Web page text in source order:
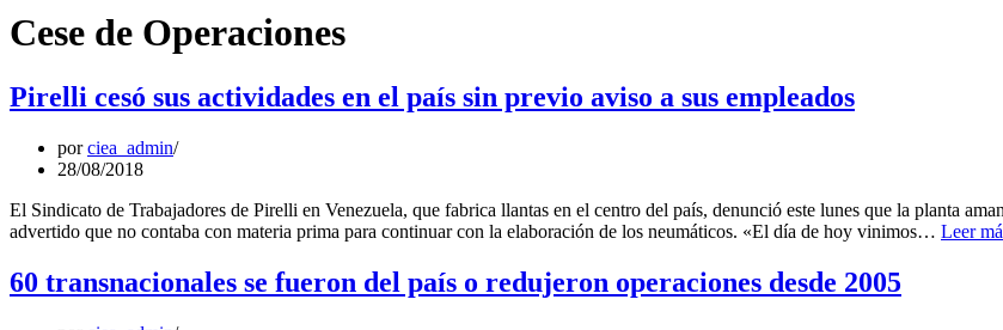
Cese de Operaciones
Pirelli cesó sus actividades en el país sin previo aviso a sus empleados
porciea_admin
28/08/2018
El Sindicato de Trabajadores de Pirelli en Venezuela, que fabrica llantas en el centro del país, denunció este lunes que la planta
advertido que no contaba con materia prima para continuar con la elaboración de los neumáticos. «El día de hoy vinimos… Leer
60 transnacionales se fueron del país o redujeron operaciones desde 2005